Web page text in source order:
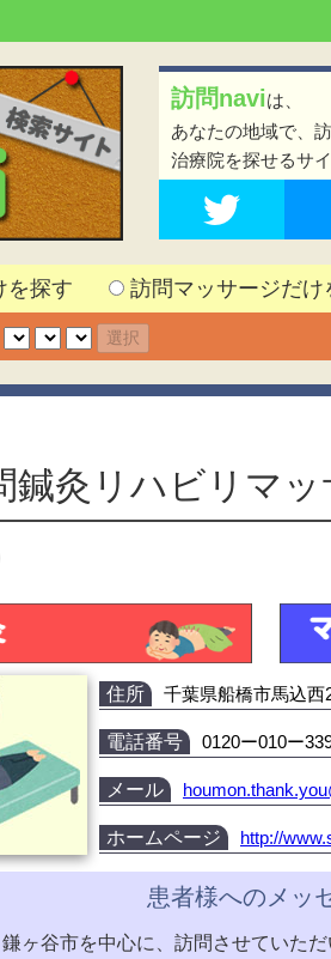
訪問naviは、
あなたの地域で、
治療院を探せるサ
を探す 訪問マッサージだけ
鍼灸リハビリマ
住所 千葉県船橋市馬込西
電話番号 0120ー010ー
メール
ホームページ http://
患者様へのメッ
ヶ谷市を中心に、訪問させていた